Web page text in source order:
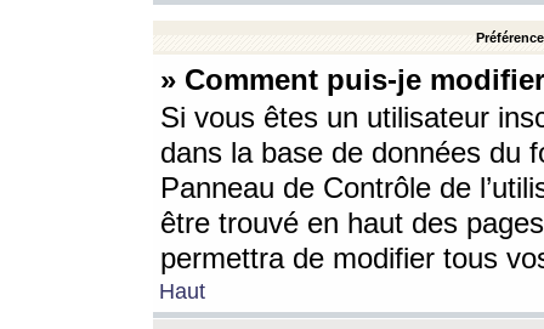
» Comment puis-je
Si vous êtes un utilisateur
dans la base de données du
Panneau de Contrôle de
être trouvé en haut des
permettra de modifier tous
Haut